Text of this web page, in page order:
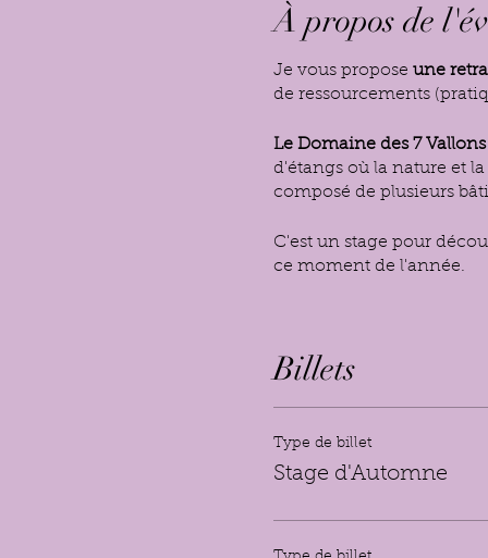
À propos de
Je vous propose une
de ressourcements
Le Domaine des 7 Vallons
d'étangs où la nature et
composé de plusieurs
C'est un stage pour
ce moment de l'année.
relaxation et méditation]
ayurvéda. L'ateliers vous
Les pratiques et
Billets
Type de billet
Stage d'Automne